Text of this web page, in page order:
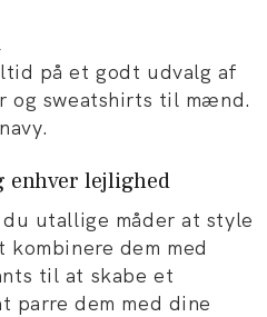
på et godt udvalg af
og sweatshirts til mænd.
enhver lejlighed
utallige måder at style
dem med
til at skabe et
dem med dine